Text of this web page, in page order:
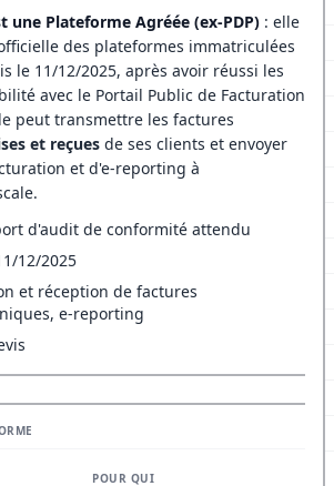
une Plateforme Agréée (ex-PDP) : elle
des plateformes immatriculées
le 11/12/2025, après avoir réussi les
avec le Portail Public de Facturation
peut transmettre les factures
et reçues de ses clients et envoyer
et d'e-reporting à
d'audit de conformité attendu
12/2025
et réception de factures
e-reporting
POUR QUI